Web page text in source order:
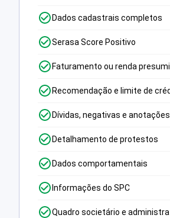
Dados cadastrais completos
Serasa Score Positivo
Faturamento ou renda
Recomendação e limite de
Dívidas, negativas e anotações
Detalhamento de protestos
Dados comportamentais
Informações do SPC
Quadro societário e